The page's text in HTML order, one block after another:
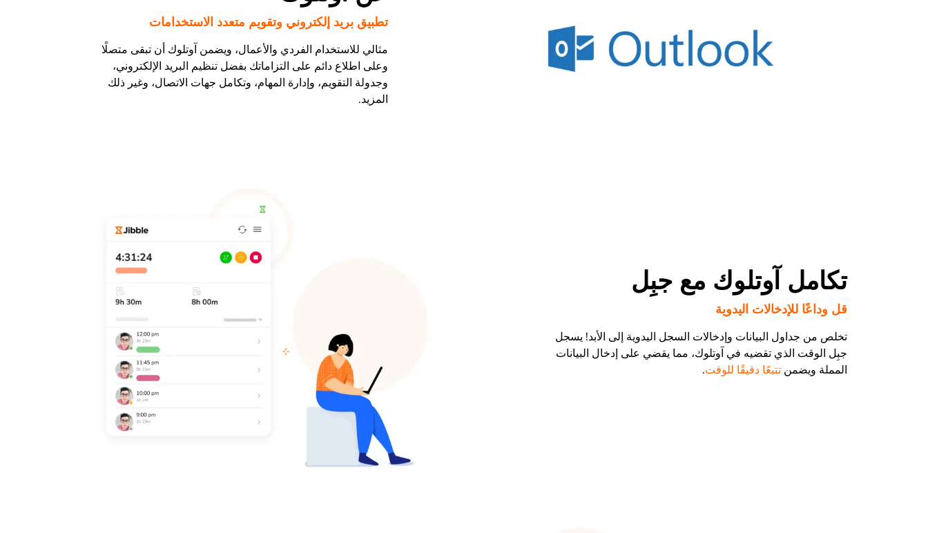
تطبيق بريد إلكتروني وتقويم متعدد الاستخدامات
مثالي للاستخدام الفردي والأعمال، ويضمن آوتلوك أن تبقى متصلًا
وعلى اطلاع دائم على التزاماتك بفضل تنظيم البريد الإلكتروني،
وجدولة التقويم، وإدارة المهام، وتكامل جهات الاتصال، وغير ذلك
المزيد.
تكامل آوتلوك مع جبِل
قل وداعًا للإدخالات اليدوية
تخلص من جداول البيانات وإدخالات السجل اليدوية إلى الأبد! يسجل
جبِل الوقت الذي تقضيه في آوتلوك، مما يقضي على إدخال البيانات
المملة ويضمنتتبعًا دقيقًا للوقت.